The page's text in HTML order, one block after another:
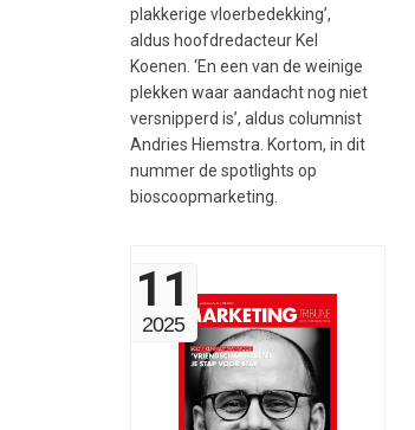
plakkerige vloerbedekking’,
aldus hoofdredacteur Kel
Koenen. ‘En een van de weinige
plekken waar aandacht nog niet
versnipperd is’, aldus columnist
Andries Hiemstra. Kortom, in dit
nummer de spotlights op
bioscoopmarketing.
11
2025